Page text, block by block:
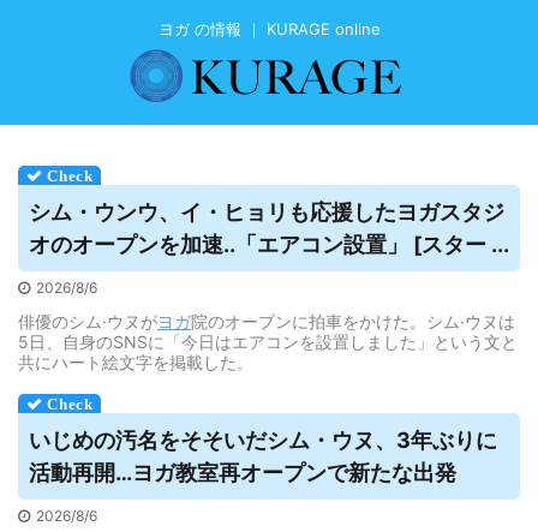
ヨガ の情報 ｜ KURAGE online
シム・ウンウ、イ・ヒョリも応援したヨガスタジ
オのオープンを加速..「エアコン設置」 [スター ...
2026/8/6
俳優のシム·ウヌがヨガ院のオープンに拍車をかけた。シム·ウヌは
5日、自身のSNSに「今日はエアコンを設置しました」という文と
共にハート絵文字を掲載した。
いじめの汚名をそそいだシム・ウヌ、3年ぶりに
活動再開…ヨガ教室再オープンで新たな出発
2026/8/6